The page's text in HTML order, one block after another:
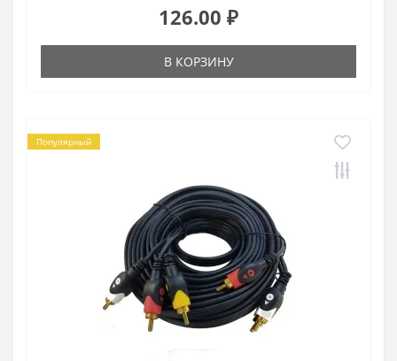
126.00 ₽
В КОРЗИНУ
Популярный